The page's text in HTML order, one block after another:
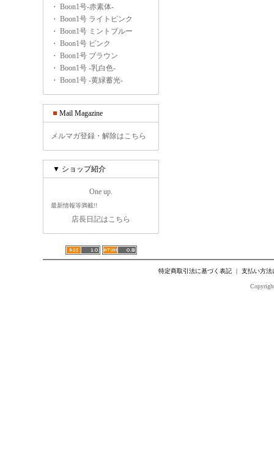
・ Boon1号-赤素体-
・ Boon1号 ライトピンク
・ Boon1号 ミントブルー
・ Boon1号 ピンク
・ Boon1号 ブラウン
・ Boon1号 -乳白色-
・ Boon1号 -黄緑蓄光-
Mail Magazine
メルマガ登録・解除はこちら
▼ ショップ紹介
One up.
最新情報等満載!!
店長日記はこちら
特定商取引法に基づく表記｜ 支払い方法